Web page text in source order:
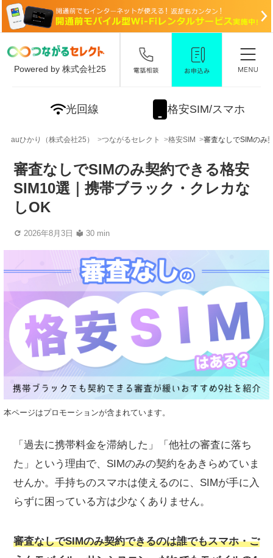
Powered by 株式会社25
光回線 格安SIM/スマホ
auひかり（株式会社25） つながるセレクト 格安SIM 審査なしでSIMのみ
審査なしでSIMのみ契約できる格安
SIM10選｜携帯ブラック・クレカな
しOK
2026年8月3日 30 min
本ページはプロモーションが含まれています。
「過去に携帯料金を滞納した」「他社の審査に落ち
た」という理由で、SIMのみの契約をあきらめていま
せんか。手持ちのスマホは使えるのに、SIMが手に入
らずに困っている方は少なくありません。
審査なしでSIMのみ契約できるのは誰でもスマホ・ご